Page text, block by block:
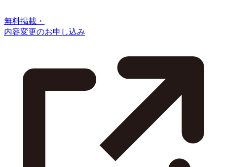
無料掲載・
内容変更のお申し込み